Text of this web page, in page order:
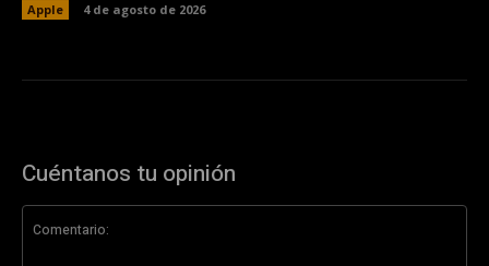
Apple 4 de agosto de 2026
Cuéntanos tu opinión